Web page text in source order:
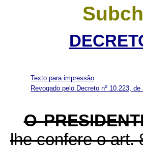
Texto para impressão
Revogado pelo Decreto nº 10.223, de
O
lhe confere o art.